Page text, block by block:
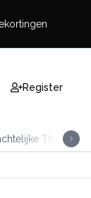
Register
Thee